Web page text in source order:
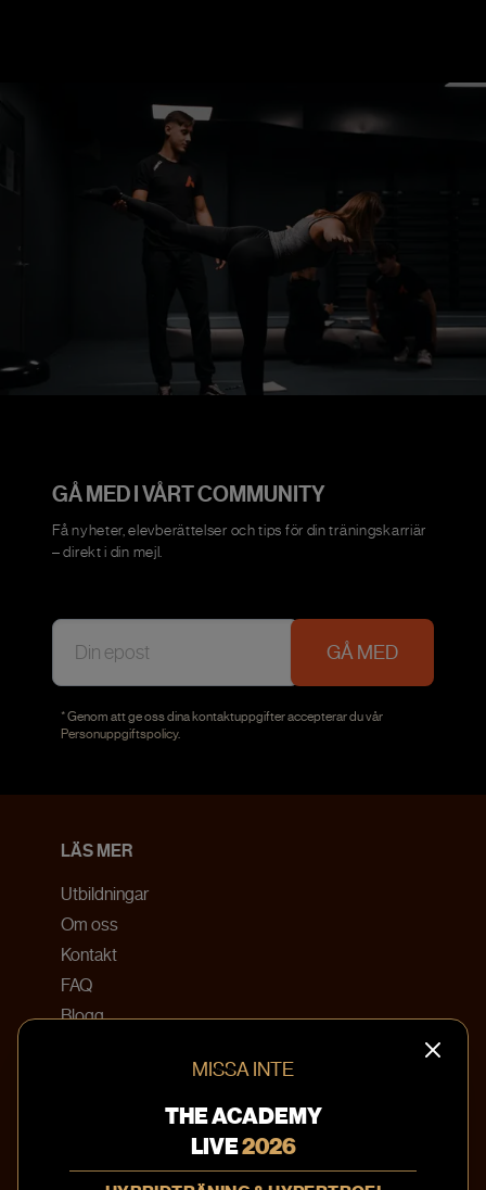
GÅ MED I VÅRT COMMUNITY
Få nyheter, elevberättelser och tips för din träningskarriär
– direkt i din mejl.
GÅ MED
* Genom att ge oss dina kontaktuppgifter accepterar du vår
Personuppgiftspolicy.
LÄS MER
Utbildningar
Om oss
Kontakt
FAQ
Blogg
info@theacademy.se
010-20 220 41
MISSA INTE
THE ACADEMY
LIVE2026